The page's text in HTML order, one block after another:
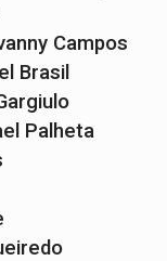
Campos
Brasil
Palheta